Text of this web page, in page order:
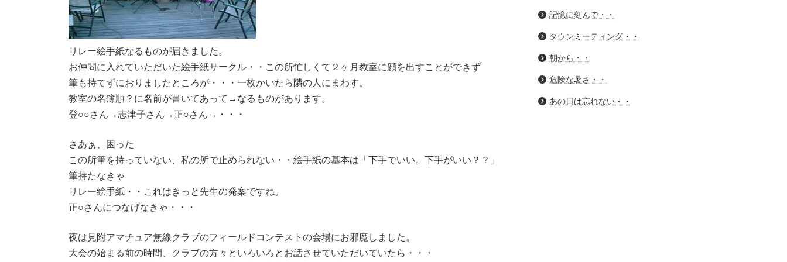
リレー絵手紙なるものが届きました。
お仲間に入れていただいた絵手紙サークル・・この所忙しくて２ヶ月教室に顔を出すことができず
筆も持てずにおりましたところが・・・一枚かいたら隣の人にまわす。
教室の名簿順？に名前が書いてあって→なるものがあります。
登○○さん→志津子さん→正○さん→・・・
さあぁ、困った
この所筆を持っていない、私の所で止められない・・絵手紙の基本は「下手でいい。下手がいい？？」
筆持たなきゃ
リレー絵手紙・・これはきっと先生の発案ですね。
正○さんにつなげなきゃ・・・
夜は見附アマチュア無線クラブのフィールドコンテストの会場にお邪魔しました。
大会の始まる前の時間、クラブの方々といろいろとお話させていただいていたら・・・
記憶に刻んで・・
タウンミーティング・・
朝から・・
危険な暑さ・・
あの日は忘れない・・